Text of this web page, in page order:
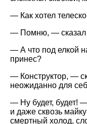
— Как хотел
— Помню, — сказал
— А что под елкой
принес?
— Конструктор, —
неожиданно для
— Ну будет, будет!
и даже сквозь
смертный холод,